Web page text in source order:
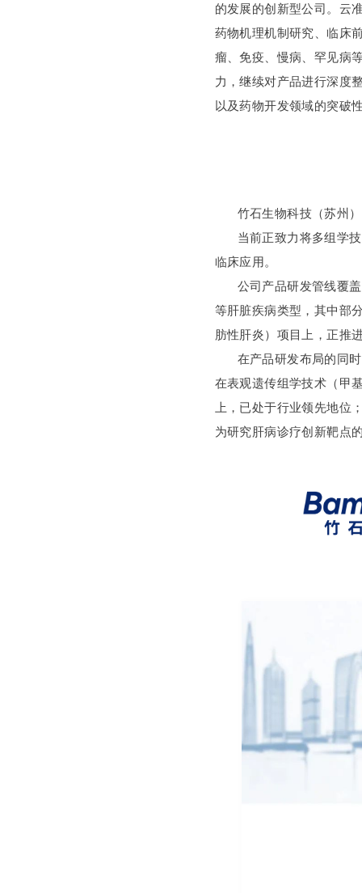
的发展的创新型公司。云
药物机理机制研究、临床
瘤、免疫、慢病、罕见病
力，继续对产品进行深度
以及药物开发领域的突破
竹石生物科技（苏州
当前正致力将多组学
临床应用。
公司产品研发管线覆
等肝脏疾病类型，其中部
肪性肝炎）项目上，正推
在产品研发布局的同
在表观遗传组学技术（甲
上，已处于行业领先地位
为研究肝病诊疗创新靶点